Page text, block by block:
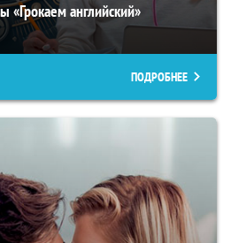
«Грокаем английский»
ПОДРОБНЕЕ